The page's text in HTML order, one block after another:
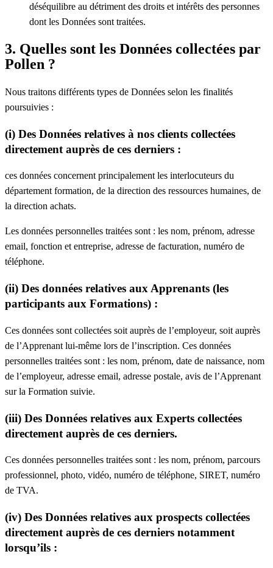
déséquilibre au détriment des droits et intérêts des personnes
dont les Données sont traitées.
3. Quelles sont les Données collectées par
Pollen ?
Nous traitons différents types de Données selon les finalités
poursuivies :
(i) Des Données relatives à nos clients collectées
directement auprès de ces derniers :
ces données concernent principalement les interlocuteurs du
département formation, de la direction des ressources humaines, de
la direction achats.
Les données personnelles traitées sont : les nom, prénom, adresse
email, fonction et entreprise, adresse de facturation, numéro de
téléphone.
(ii) Des données relatives aux Apprenants (les
participants aux Formations) :
Ces données sont collectées soit auprès de l’employeur, soit auprès
de l’Apprenant lui-même lors de l’inscription. Ces données
personnelles traitées sont : les nom, prénom, date de naissance, nom
de l’employeur, adresse email, adresse postale, avis de l’Apprenant
sur la Formation suivie.
(iii) Des Données relatives aux Experts collectées
directement auprès de ces derniers.
Ces données personnelles traitées sont : les nom, prénom, parcours
professionnel, photo, vidéo, numéro de téléphone, SIRET, numéro
de TVA.
(iv) Des Données relatives aux prospects collectées
directement auprès de ces derniers notamment
lorsqu’ils :